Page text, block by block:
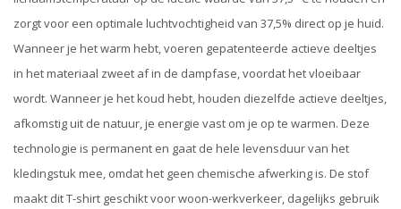
zorgt voor een optimale luchtvochtigheid van 37,5% direct op je huid.
Wanneer je het warm hebt, voeren gepatenteerde actieve deeltjes
in het materiaal zweet af in de dampfase, voordat het vloeibaar
wordt. Wanneer je het koud hebt, houden diezelfde actieve deeltjes,
afkomstig uit de natuur, je energie vast om je op te warmen. Deze
technologie is permanent en gaat de hele levensduur van het
kledingstuk mee, omdat het geen chemische afwerking is. De stof
maakt dit T-shirt geschikt voor woon-werkverkeer, dagelijks gebruik